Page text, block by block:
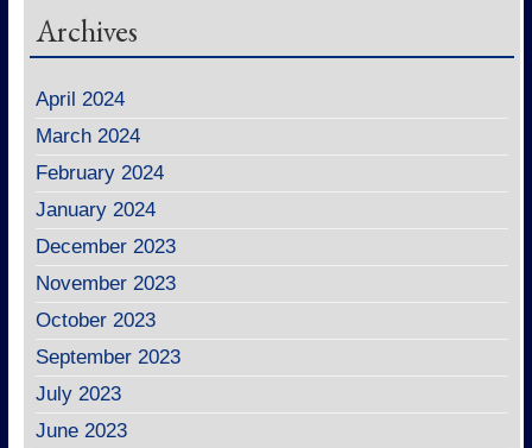
Archives
April 2024
March 2024
February 2024
January 2024
December 2023
November 2023
October 2023
September 2023
July 2023
June 2023